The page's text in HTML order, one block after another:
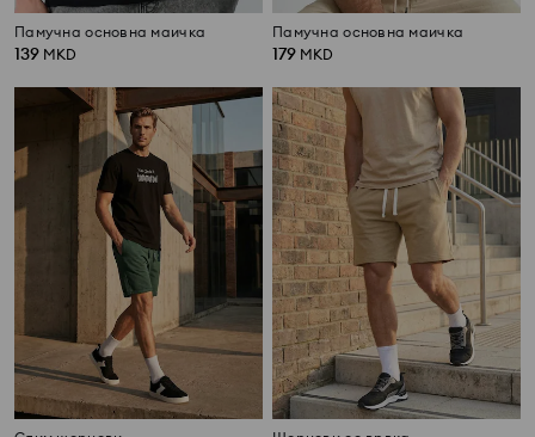
Памучна основна маичка
139 MKD
Памучна основна маичка
179 MKD